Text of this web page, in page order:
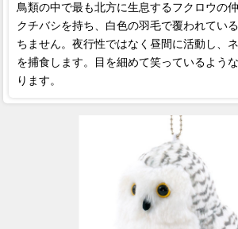
鳥類の中で最も北方に生息するフクロウの
クチバシを持ち、白色の羽毛で覆われてい
ちません。夜行性ではなく昼間に活動し、
を捕食します。目を細めて笑っているよう
ります。